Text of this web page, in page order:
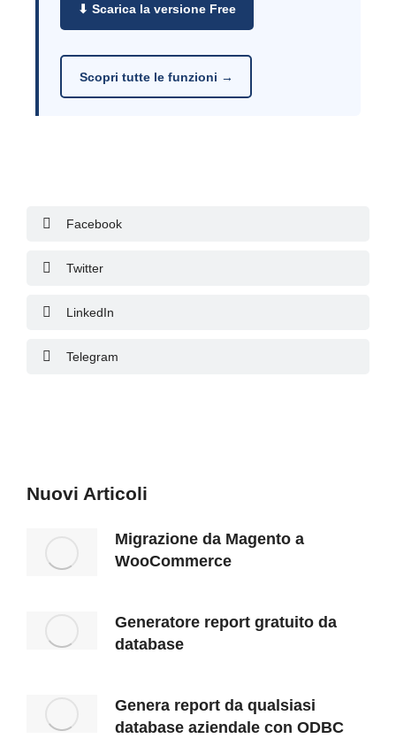
⬇ Scarica la versione Free
Scopri tutte le funzioni →
Facebook
Twitter
LinkedIn
Telegram
Nuovi Articoli
Migrazione da Magento a
WooCommerce
Generatore report gratuito da
database
Genera report da qualsiasi
database aziendale con ODBC